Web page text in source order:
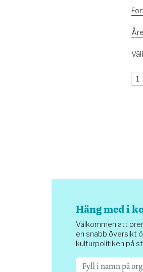
1
Häng med i
Välkommen att
en snabb översikt
kulturpolitiken på